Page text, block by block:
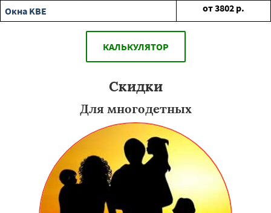
Окна KBE
от3802 р.
КАЛЬКУЛЯТОР
Скидки
Для многодетных